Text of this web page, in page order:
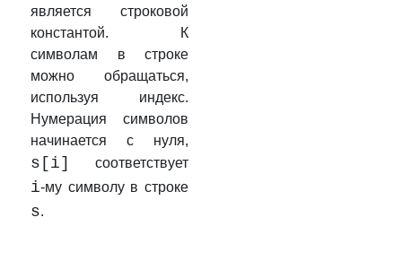
является строковой
константой. К
символам в строке
можно обращаться,
используя индекс.
Нумерация символов
начинается с нуля,
s[i] соответствует
i-му символу в строке
s.